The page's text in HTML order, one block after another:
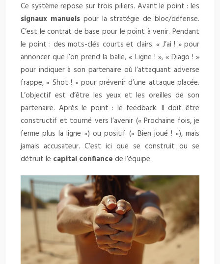
Ce système repose sur trois piliers. Avant le point : les
signaux manuelspour la stratégie de bloc/défense.
C’est le contrat de base pour le point à venir. Pendant
le point : des mots-clés courts et clairs. « J’ai ! » pour
annoncer que l’on prend la balle, « Ligne ! », « Diago ! »
pour indiquer à son partenaire où l’attaquant adverse
frappe, « Shot ! » pour prévenir d’une attaque placée.
L’objectif est d’être les yeux et les oreilles de son
partenaire. Après le point : le feedback. Il doit être
constructif et tourné vers l’avenir (« Prochaine fois, je
ferme plus la ligne ») ou positif (« Bien joué ! »), mais
jamais accusateur. C’est ici que se construit ou se
détruit le capital confiance de l’équipe.